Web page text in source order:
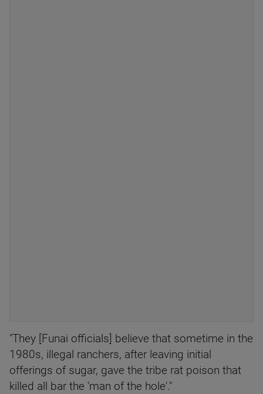
"They [Funai officials] believe that sometime in the
1980s, illegal ranchers, after leaving initial
offerings of sugar, gave the tribe rat poison that
killed all bar the 'man of the hole'."